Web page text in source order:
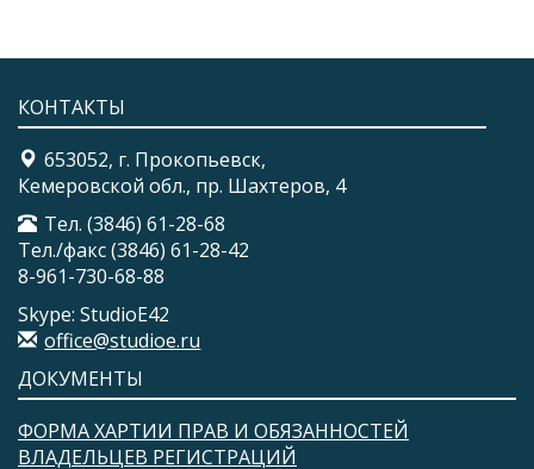
КОНТАКТЫ
653052, г. Прокопьевск,
Кемеровской обл., пр. Шахтеров, 4
Тел. (3846) 61-28-68
Тел./факс (3846) 61-28-42
8-961-730-68-88
Skype: StudioE42
office@studioe.ru
ДОКУМЕНТЫ
ФОРМА ХАРТИИ ПРАВ И ОБЯЗАННОСТЕЙ
ВЛАДЕЛЬЦЕВ РЕГИСТРАЦИЙ​